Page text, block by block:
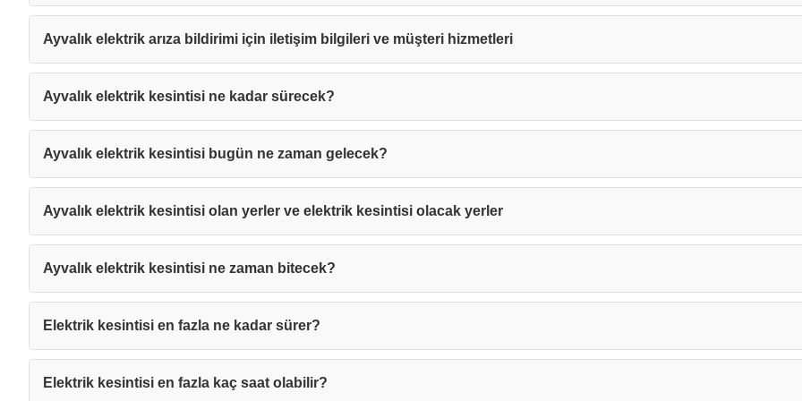
Ayvalık elektrik arıza bildirimi için iletişim bilgileri ve müşteri hizmetleri
Ayvalık elektrik kesintisi ne kadar sürecek?
Ayvalık elektrik kesintisi bugün ne zaman gelecek?
Ayvalık elektrik kesintisi olan yerler ve elektrik kesintisi olacak yerler
Ayvalık elektrik kesintisi ne zaman bitecek?
Elektrik kesintisi en fazla ne kadar sürer?
Elektrik kesintisi en fazla kaç saat olabilir?